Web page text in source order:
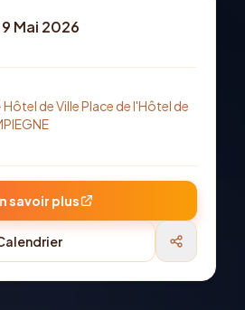
Mai 2026
de Ville Place de l'Hôtel de
savoir plus